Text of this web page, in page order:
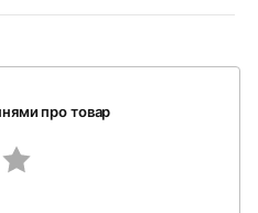
про товар